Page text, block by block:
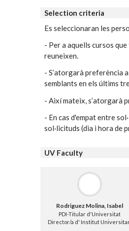
Selection criteria
Es seleccionaran les
- Per a aquells cursos
reuneixen.
- S’atorgarà preferència
semblants en els últims
- Així mateix, s’atorgarà
- En cas d'empat entre
sol·licituds (dia i hora de
UV Faculty
Rodriguez Molina, Isabel
PDI-Titular d'Universitat
Director/a d' Institut